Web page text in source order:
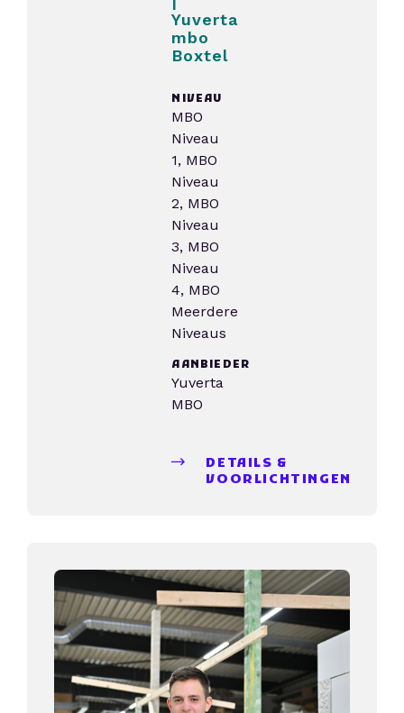
Yuverta
mbo
Boxtel
NIVEAU
MBO
Niveau
1, MBO
Niveau
2, MBO
Niveau
3, MBO
Niveau
4, MBO
Meerdere
Niveaus
AANBIEDER
Yuverta
MBO
DETAILS &
VOORLICHTINGEN